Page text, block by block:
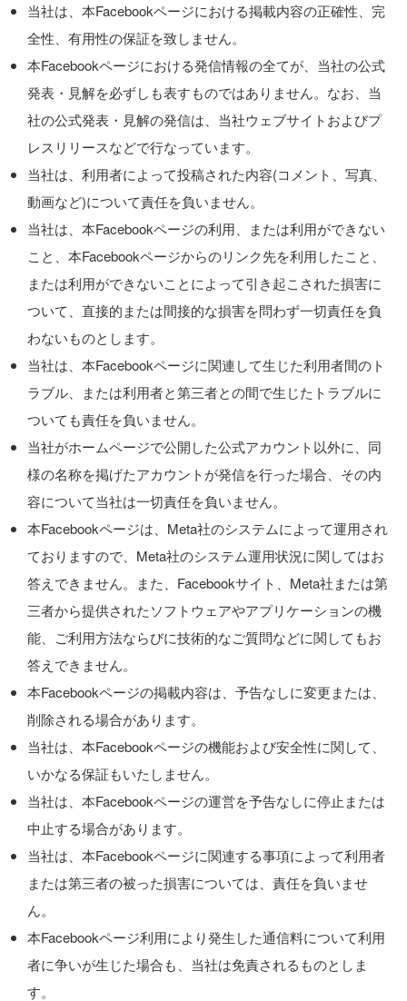
当社は、本Facebookページにおける掲載内容の正確性、完
全性、有用性の保証を致しません。
本Facebookページにおける発信情報の全てが、当社の公式
発表・見解を必ずしも表すものではありません。なお、当
社の公式発表・見解の発信は、当社ウェブサイトおよびプ
レスリリースなどで行なっています。
当社は、利用者によって投稿された内容(コメント、写真、
動画など)について責任を負いません。
当社は、本Facebookページの利用、または利用ができない
こと、本Facebookページからのリンク先を利用したこと、
または利用ができないことによって引き起こされた損害に
ついて、直接的または間接的な損害を問わず一切責任を負
わないものとします。
当社は、本Facebookページに関連して生じた利用者間のト
ラブル、または利用者と第三者との間で生じたトラブルに
ついても責任を負いません。
当社がホームページで公開した公式アカウント以外に、同
様の名称を掲げたアカウントが発信を行った場合、その内
容について当社は一切責任を負いません。
本Facebookページは、Meta社のシステムによって運用され
ておりますので、Meta社のシステム運用状況に関してはお
答えできません。また、Facebookサイト、Meta社または第
三者から提供されたソフトウェアやアプリケーションの機
能、ご利用方法ならびに技術的なご質問などに関してもお
答えできません。
本Facebookページの掲載内容は、予告なしに変更または、
削除される場合があります。
当社は、本Facebookページの機能および安全性に関して、
いかなる保証もいたしません。
当社は、本Facebookページの運営を予告なしに停止または
中止する場合があります。
当社は、本Facebookページに関連する事項によって利用者
または第三者の被った損害については、責任を負いませ
ん。
本Facebookページ利用により発生した通信料について利用
者に争いが生じた場合も、当社は免責されるものとしま
す。